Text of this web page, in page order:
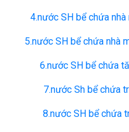
4.nước SH bể chứa
5.nước SH bể chứa nhà
6.nước SH bể chứa
7.nước Sh bể chứa
8.nước SH bể chứa